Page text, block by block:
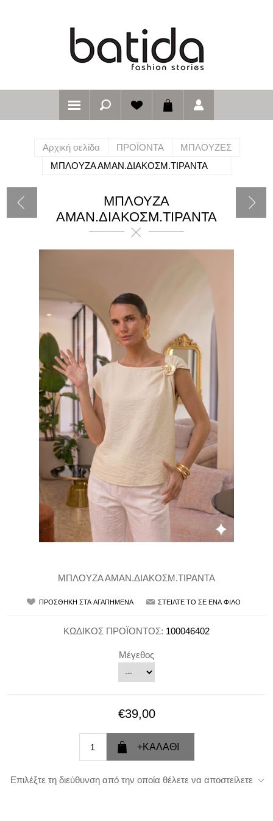
Αρχική σελίδα ΠΡΟΪΟΝΤΑ
ΜΠΛΟΥΖΕΣ
ΜΠΛΟΥΖΑ ΑΜΑΝ.ΔΙΑΚΟΣΜ.ΤΙΡΑΝΤΑ
ΜΠΛΟΥΖΑ
ΑΜΑΝ.ΔΙΑΚΟΣΜ.ΤΙΡΑΝΤΑ
ΜΠΛΟΥΖΑ ΑΜΑΝ.ΔΙΑΚΟΣΜ.ΤΙΡΑΝΤΑ
ΚΩΔΙΚΟΣ ΠΡΟΪΟΝΤΟΣ: 100046402
Μέγεθος
€39,00
Επιλέξτε τη διεύθυνση από την οποία θέλετε να αποστείλετε